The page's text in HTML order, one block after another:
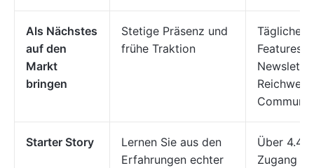
Als Nächstes
auf den
Markt
bringen
Stetige Präsenz und
frühe Traktion
Tägliche
Features,
Starter Story
Lernen Sie aus den
Erfahrungen echter
Über
Zugang